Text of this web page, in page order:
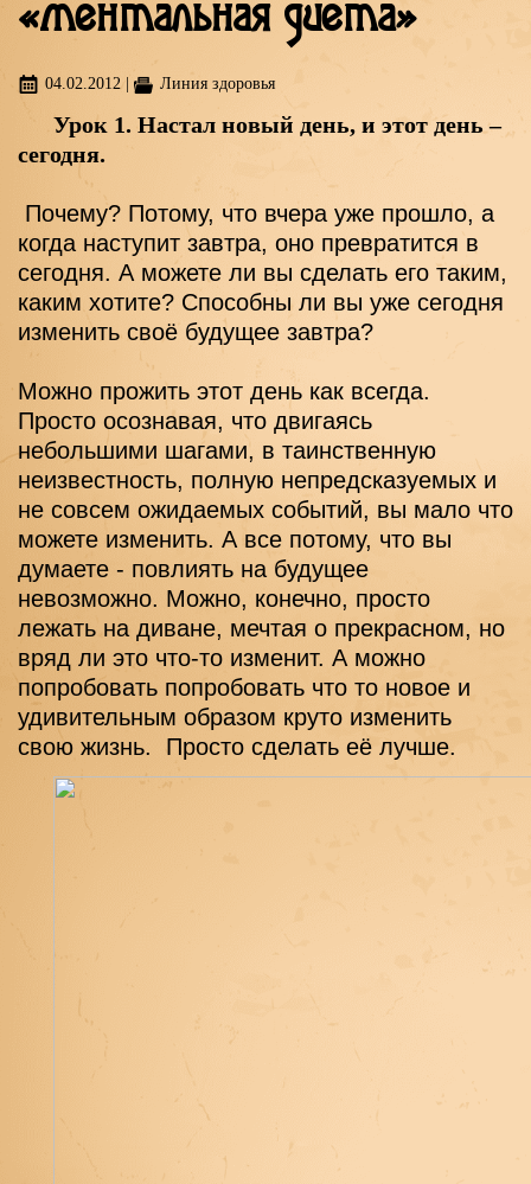
«ментальная диета»
04.02.2012 Линия здоровья
Урок 1. Настал новый день, и этот день –
сегодня.
Почему? Потому, что вчера уже прошло, а
когда наступит завтра, оно превратится в
сегодня. А можете ли вы сделать его таким,
каким хотите? Способны ли вы уже сегодня
изменить своё будущее завтра?
Можно прожить этот день как всегда.
Просто осознавая, что двигаясь
небольшими шагами, в таинственную
неизвестность, полную непредсказуемых и
не совсем ожидаемых событий, вы мало что
можете изменить. А все потому, что вы
думаете - повлиять на будущее
невозможно. Можно, конечно, просто
лежать на диване, мечтая о прекрасном, но
вряд ли это что-то изменит. А можно
попробовать попробовать что то новое и
удивительным образом круто изменить
свою жизнь.  Просто сделать её лучше.